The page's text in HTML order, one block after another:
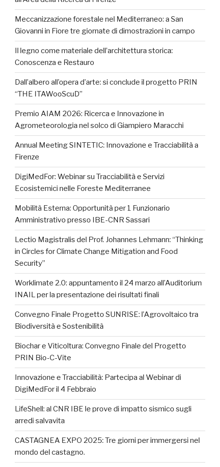
Meccanizzazione forestale nel Mediterraneo: a San
Giovanni in Fiore tre giornate di dimostrazioni in campo
Il legno come materiale dell’architettura storica:
Conoscenza e Restauro
Dall’albero all’opera d’arte: si conclude il progetto PRIN
“THE ITAWooScuD”
Premio AIAM 2026: Ricerca e Innovazione in
Agrometeorologia nel solco di Giampiero Maracchi
Annual Meeting SINTETIC: Innovazione e Tracciabilità a
Firenze
DigiMedFor: Webinar su Tracciabilità e Servizi
Ecosistemici nelle Foreste Mediterranee
Mobilità Esterna: Opportunità per 1 Funzionario
Amministrativo presso IBE-CNR Sassari
Lectio Magistralis del Prof. Johannes Lehmann: “Thinking
in Circles for Climate Change Mitigation and Food
Security”
Worklimate 2.0: appuntamento il 24 marzo all’Auditorium
INAIL per la presentazione dei risultati finali
Convegno Finale Progetto SUNRISE: l’Agrovoltaico tra
Biodiversità e Sostenibilità
Biochar e Viticoltura: Convegno Finale del Progetto
PRIN Bio-C-Vite
Innovazione e Tracciabilità: Partecipa al Webinar di
DigiMedFor il 4 Febbraio
LifeShell: al CNR IBE le prove di impatto sismico sugli
arredi salvavita
CASTAGNEA EXPO 2025: Tre giorni per immergersi nel
mondo del castagno.